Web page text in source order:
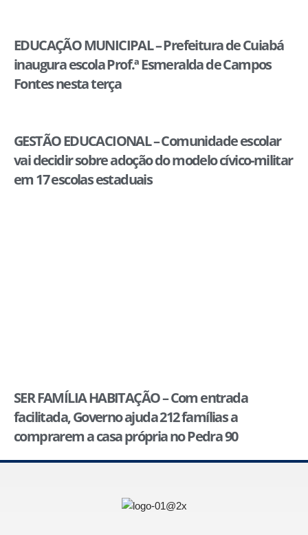
EDUCAÇÃO MUNICIPAL – Prefeitura de Cuiabá
inaugura escola Prof.ª Esmeralda de Campos
Fontes nesta terça
GESTÃO EDUCACIONAL – Comunidade escolar
vai decidir sobre adoção do modelo cívico-militar
em 17 escolas estaduais
SER FAMÍLIA HABITAÇÃO – Com entrada
facilitada, Governo ajuda 212 famílias a
comprarem a casa própria no Pedra 90